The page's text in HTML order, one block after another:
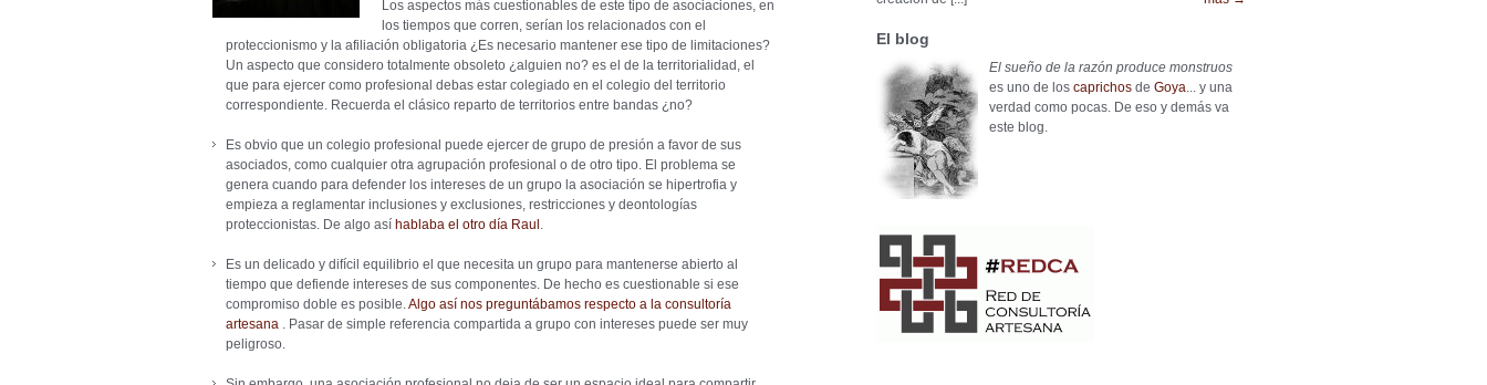
Los aspectos más cuestionables de este tipo de asociaciones, en
los tiempos que corren, serían los relacionados con el
proteccionismo y la afiliación obligatoria ¿Es necesario mantener ese tipo de limitaciones?
Un aspecto que considero totalmente obsoleto ¿alguien no? es el de la territorialidad, el
que para ejercer como profesional debas estar colegiado en el colegio del territorio
correspondiente. Recuerda el clásico reparto de territorios entre bandas ¿no?
Es obvio que un colegio profesional puede ejercer de grupo de presión a favor de sus
asociados, como cualquier otra agrupación profesional o de otro tipo. El problema se
genera cuando para defender los intereses de un grupo la asociación se hipertrofia y
empieza a reglamentar inclusiones y exclusiones, restricciones y deontologías
proteccionistas. De algo así hablaba el otro día Raul .
Es un delicado y difícil equilibrio el que necesita un grupo para mantenerse abierto al
tiempo que defiende intereses de sus componentes. De hecho es cuestionable si ese
compromiso doble es posible.Algo así nos preguntábamos respecto a la consultoría
artesana . Pasar de simple referencia compartida a grupo con intereses puede ser muy
peligroso.
El blog
El sueño de la razón produce monstruos
es uno de los caprichos de Goya... y una
verdad como pocas. De eso y demás va
este blog.